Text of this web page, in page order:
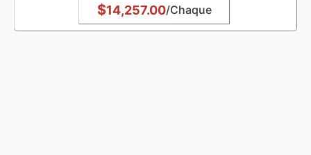
$14,257.00/Chaque